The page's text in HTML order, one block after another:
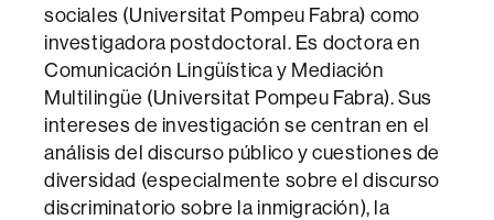
sociales (Universitat Pompeu Fabra) como
investigadora postdoctoral. Es doctora en
Comunicación Lingüística y Mediación
Multilingüe (Universitat Pompeu Fabra). Sus
intereses de investigación se centran en el
análisis del discurso público y cuestiones de
diversidad (especialmente sobre el discurso
discriminatorio sobre la inmigración), la